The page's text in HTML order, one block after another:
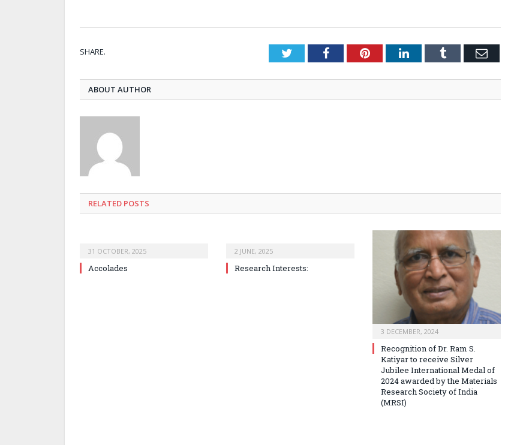
SHARE. TwitterFacebookPinterestLinkedInTumblr Email
ABOUT AUTHOR
RELATED POSTS
31 OCTOBER, 2025
Accolades
2 JUNE, 2025
Research Interests:
3 DECEMBER, 2024
Recognition of Dr. Ram S.
Katiyar to receive Silver
Jubilee International Medal of
2024 awarded by the Materials
Research Society of India
(MRSI)